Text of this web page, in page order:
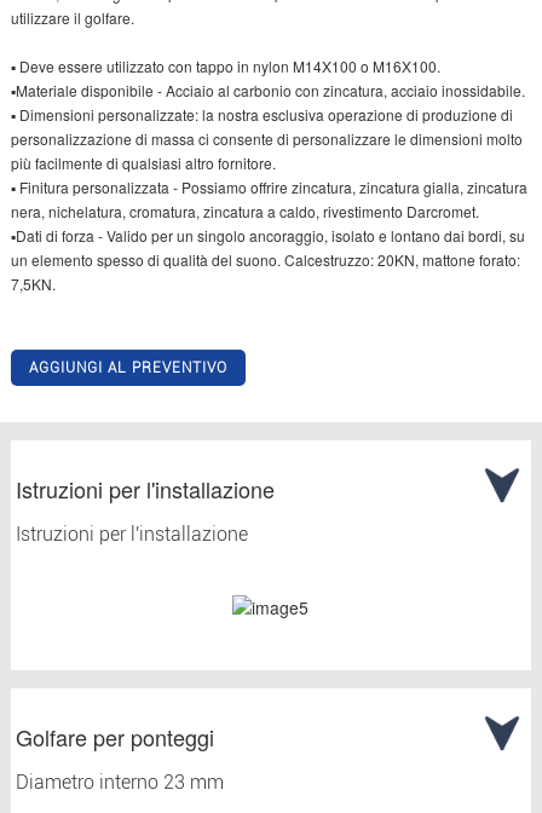
utilizzare il golfare.
▪ Deve essere utilizzato con tappo in nylon M14X100 o M16X100.
▪Materiale disponibile - Acciaio al carbonio con zincatura, acciaio inossidabile.
▪ Dimensioni personalizzate: la nostra esclusiva operazione di produzione di
personalizzazione di massa ci consente di personalizzare le dimensioni molto
più facilmente di qualsiasi altro fornitore.
▪ Finitura personalizzata - Possiamo offrire zincatura, zincatura gialla, zincatura
nera, nichelatura, cromatura, zincatura a caldo, rivestimento Darcromet.
▪Dati di forza - Valido per un singolo ancoraggio, isolato e lontano dai bordi, su
un elemento spesso di qualità del suono. Calcestruzzo: 20KN, mattone forato:
7,5KN.
AGGIUNGI AL PREVENTIVO
Istruzioni per l'installazione
Istruzioni per l'installazione
Golfare per ponteggi
Diametro interno 23 mm